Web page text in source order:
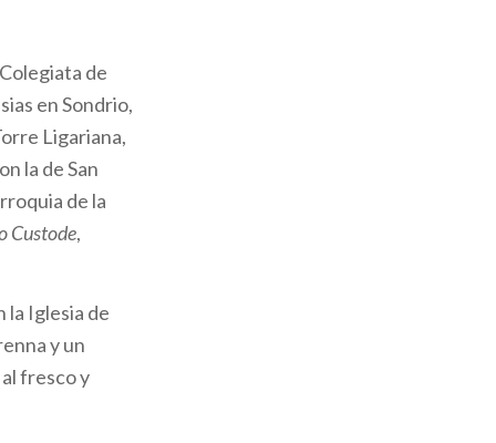
de
en Sondrio,
Ligariana,
la de San
de la
Custode,
la Iglesia de
y un
fresco y